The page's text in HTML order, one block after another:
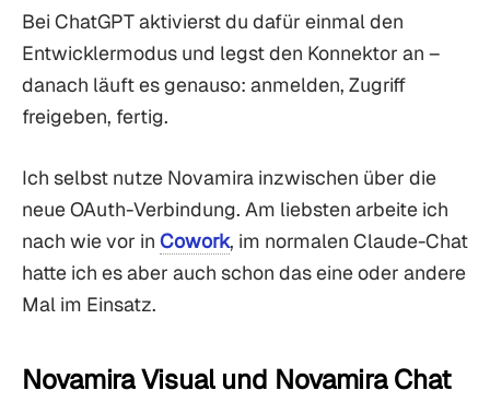
Bei ChatGPT aktivierst du dafür einmal den
Entwicklermodus und legst den Konnektor an –
danach läuft es genauso: anmelden, Zugriff
freigeben, fertig.
Ich selbst nutze Novamira inzwischen über die
neue OAuth-Verbindung. Am liebsten arbeite ich
nach wie vor in Cowork, im normalen Claude-Chat
hatte ich es aber auch schon das eine oder andere
Mal im Einsatz.
Novamira Visual und Novamira Chat